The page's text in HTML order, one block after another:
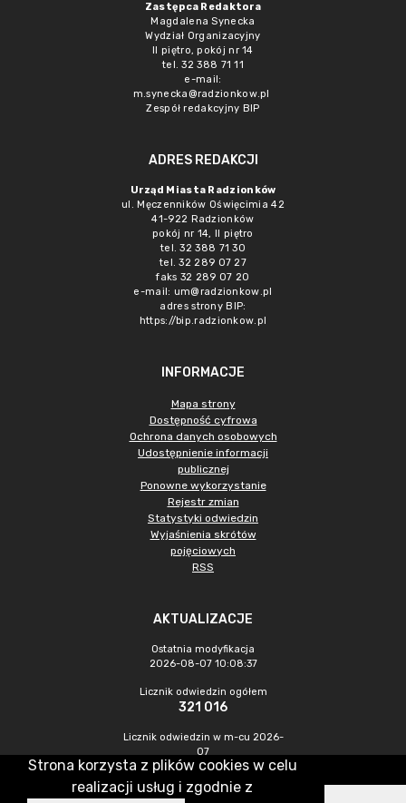
Zastępca Redaktora
Magdalena Synecka
Wydział Organizacyjny
II piętro, pokój nr 14
tel. 32 388 71 11
e-mail:
m.synecka@radzionkow.pl
Zespół redakcyjny BIP
ADRES REDAKCJI
Urząd Miasta Radzionków
ul. Męczenników Oświęcimia 42
41-922 Radzionków
pokój nr 14, II piętro
tel. 32 388 71 30
tel. 32 289 07 27
faks 32 289 07 20
e-mail: um@radzionkow.pl
adres strony BIP:
https://bip.radzionkow.pl
INFORMACJE
Mapa strony
Dostępność cyfrowa
Ochrona danych osobowych
Udostępnienie informacji
publicznej
Ponowne wykorzystanie
Rejestr zmian
Statystyki odwiedzin
Wyjaśnienia skrótów
pojęciowych
RSS
AKTUALIZACJE
Ostatnia modyfikacja
2026-08-07 10:08:37
Licznik odwiedzin ogółem
321 016
Licznik odwiedzin w m-cu 2026-
07
1 075
Strona korzysta z plików cookies w celu
realizacji usług i zgodnie z